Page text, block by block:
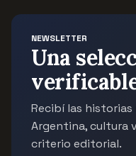
NEWSLETTER
Una
Recibí las
Argentina, cultura
criterio editorial.